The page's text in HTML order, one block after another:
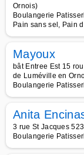
Ornois)
Boulangerie
Pain sans sel, Pain
Mayoux
bât Entree Est 15
de Luméville en
Boulangerie
Anita
3 rue St Jacques
Boulangerie